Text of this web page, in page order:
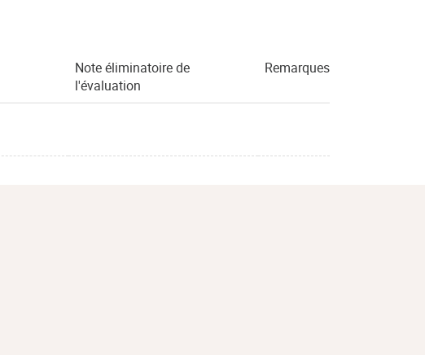
Note éliminatoire de
l'évaluation
Remarques